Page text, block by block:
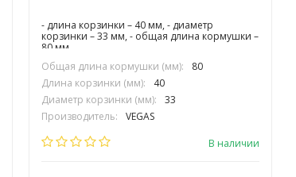
- длина корзинки – 40 мм, - диаметр
корзинки – 33 мм, - общая длина кормушки –
80 мм.
Общая длина кормушки (мм):
80
Длина корзинки (мм):
40
Диаметр корзинки (мм):
33
Производитель:
VEGAS
В наличии